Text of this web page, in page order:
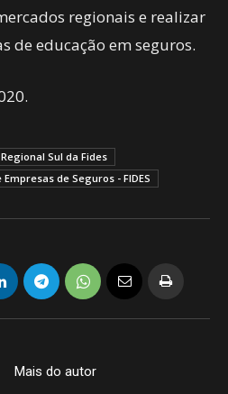
regionais e realizar
de educação em seguros.
Sul da Fides
de Seguros - FIDES
Mais do autor